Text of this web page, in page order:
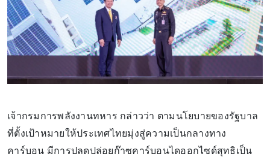
เจ้ากรมการพลังงานทหาร กล่าวว่า ตามนโยบายของรัฐบาล
ที่ตั้งเป้าหมายให้ประเทศไทยมุ่งสู่ความเป็นกลางทาง
คาร์บอน มีการปลดปล่อยก๊าซคาร์บอนไดออกไซด์สุทธิเป็น